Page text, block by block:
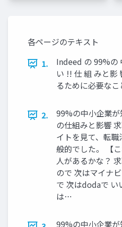
各ページのテキスト
1.
Indeed の 99%の
い !! 仕 組 みと影
るために必要なこ
2.
99%の中小企業
の仕組みと影響
イトを見て、転
般的でした。 【
人があるかな？
ので 次はマイナ
で 次はdodaで い
は…
99%の中小企業